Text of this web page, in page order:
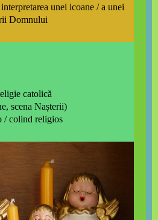
unei icoane / a unei
Domnului
catolică
scena Nașterii)
/ colind religios